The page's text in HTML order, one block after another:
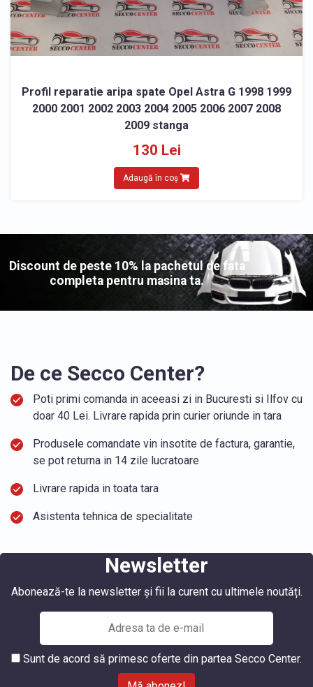
Profil reparatie aripa spate Opel Astra G 1998 1999
2000 2001 2002 2003 2004 2005 2006 2007 2008
2009 stanga
130 Lei
Adaugă în coș
Discount de peste 10% la pachetul de fata
completa pentru masina ta.
De ce Secco Center?
Poti primi comanda in aceeasi zi in Bucuresti si Ilfov cu
doar 40 Lei. Livrare rapida prin curier oriunde in tara
Produsele comandate vin insotite de factura, garantie,
se pot returna in 14 zile lucratoare
Livrare rapida in toata tara
Asistenta tehnica de specialitate
Newsletter
Abonează-te la newsletter și fii la curent cu ultimele noutăți.
Sunt de acord să primesc oferte din partea Secco Center.